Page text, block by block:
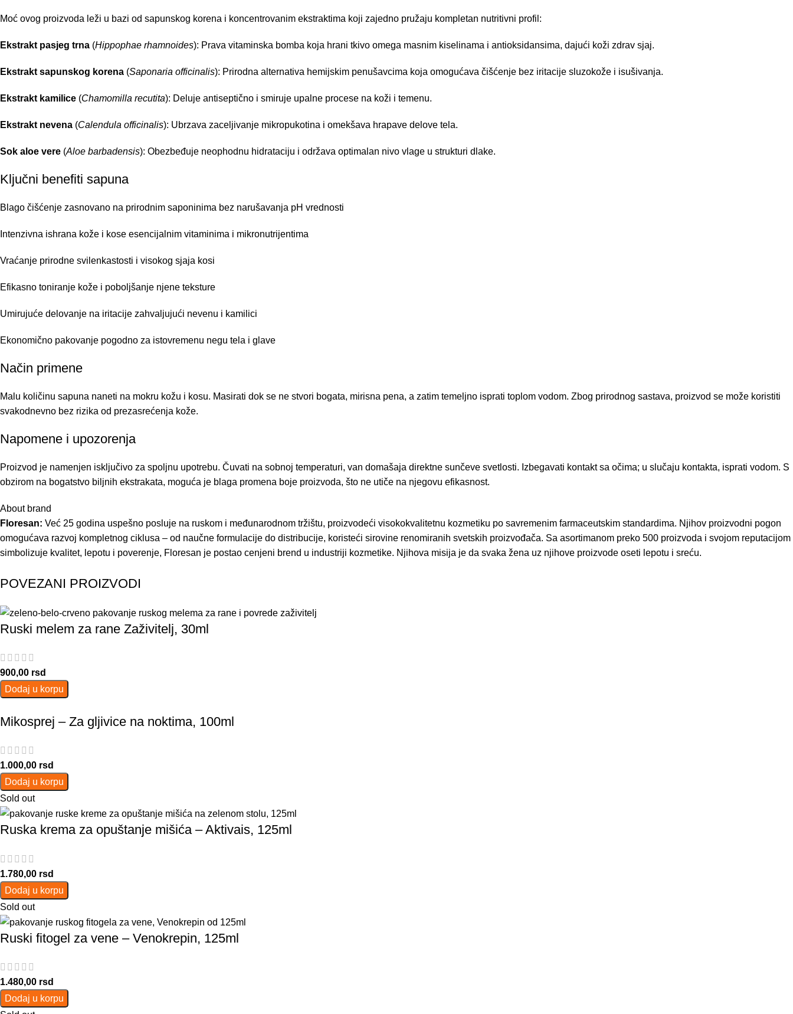
Moć ovog proizvoda leži u bazi od sapunskog korena i koncentrovanim ekstraktima koji zajedno pružaju kompletan nutritivni profil:
Ekstrakt pasjeg trna (Hippophae rhamnoides): Prava vitaminska bomba koja hrani tkivo omega masnim kiselinama i antioksidansima, dajući koži zdrav sjaj.
Ekstrakt sapunskog korena (Saponaria officinalis): Prirodna alternativa hemijskim penušavcima koja omogućava čišćenje bez iritacije sluzokože i isušivanja.
Ekstrakt kamilice (Chamomilla recutita): Deluje antiseptično i smiruje upalne procese na koži i temenu.
Ekstrakt nevena (Calendula officinalis): Ubrzava zaceljivanje mikropukotina i omekšava hrapave delove tela.
Sok aloe vere (Aloe barbadensis): Obezbeđuje neophodnu hidrataciju i održava optimalan nivo vlage u strukturi dlake.
Ključni benefiti sapuna
Blago čišćenje zasnovano na prirodnim saponinima bez narušavanja pH vrednosti
Intenzivna ishrana kože i kose esencijalnim vitaminima i mikronutrijentima
Vraćanje prirodne svilenkastosti i visokog sjaja kosi
Efikasno toniranje kože i poboljšanje njene teksture
Umirujuće delovanje na iritacije zahvaljujući nevenu i kamilici
Ekonomično pakovanje pogodno za istovremenu negu tela i glave
Način primene
Malu količinu sapuna naneti na mokru kožu i kosu. Masirati dok se ne stvori bogata, mirisna pena, a zatim temeljno isprati toplom vodom. Zbog prirodnog sastava, proizvod se može koristiti
svakodnevno bez rizika od prezasrećenja kože.
Napomene i upozorenja
Proizvod je namenjen isključivo za spoljnu upotrebu. Čuvati na sobnoj temperaturi, van domašaja direktne sunčeve svetlosti. Izbegavati kontakt sa očima; u slučaju kontakta, isprati vodom. S
obzirom na bogatstvo biljnih ekstrakata, moguća je blaga promena boje proizvoda, što ne utiče na njegovu efikasnost.
About brand
Floresan: Već 25 godina uspešno posluje na ruskom i međunarodnom tržištu, proizvodeći visokokvalitetnu kozmetiku po savremenim farmaceutskim standardima. Njihov proizvodni pogon
omogućava razvoj kompletnog ciklusa – od naučne formulacije do distribucije, koristeći sirovine renomiranih svetskih proizvođača. Sa asortimanom preko 500 proizvoda i svojom reputacijom
simbolizuje kvalitet, lepotu i poverenje, Floresan je postao cenjeni brend u industriji kozmetike. Njihova misija je da svaka žena uz njihove proizvode oseti lepotu i sreću.
POVEZANI PROIZVODI
Ruski melem za rane Zaživitelj, 30ml
900,00 rsd
Dodaj u korpu
Mikosprej – Za gljivice na noktima, 100ml
1.000,00 rsd
Dodaj u korpu
Sold out
Ruska krema za opuštanje mišića – Aktivais, 125ml
1.780,00 rsd
Dodaj u korpu
Sold out
Ruski fitogel za vene – Venokrepin, 125ml
1.480,00 rsd
Dodaj u korpu